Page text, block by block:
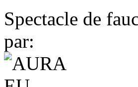
Spectacle de
par: